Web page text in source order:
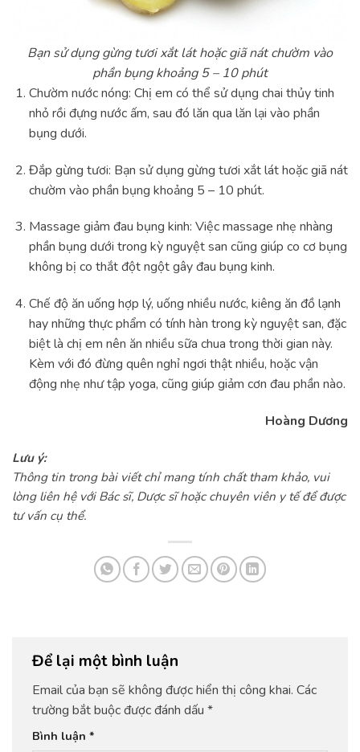
Bạn sử dụng gừng tươi xắt lát hoặc giã nát chườm vào
phần bụng khoảng 5 – 10 phút
Chườm nước nóng: Chị em có thể sử dụng chai thủy tinh
nhỏ rồi đựng nước ấm, sau đó lăn qua lăn lại vào phần
bụng dưới.
Đắp gừng tươi: Bạn sử dụng gừng tươi xắt lát hoặc giã nát
chườm vào phần bụng khoảng 5 – 10 phút.
Massage giảm đau bụng kinh: Việc massage nhẹ nhàng
phần bụng dưới trong kỳ nguyệt san cũng giúp co cơ bụng
không bị co thắt đột ngột gây đau bụng kinh.
Chế độ ăn uống hợp lý, uống nhiều nước, kiêng ăn đồ lạnh
hay những thực phẩm có tính hàn trong kỳ nguyệt san, đặc
biệt là chị em nên ăn nhiều sữa chua trong thời gian này.
Kèm với đó đừng quên nghỉ ngơi thật nhiều, hoặc vận
động nhẹ như tập yoga, cũng giúp giảm cơn đau phần nào.
Hoàng Dương
Lưu ý:
Thông tin trong bài viết chỉ mang tính chất tham khảo, vui
lòng liên hệ với Bác sĩ, Dược sĩ hoặc chuyên viên y tế để được
tư vấn cụ thể.
Để lại một bình luận
Email của bạn sẽ không được hiển thị công khai. Các
trường bắt buộc được đánh dấu *
Bình luận *